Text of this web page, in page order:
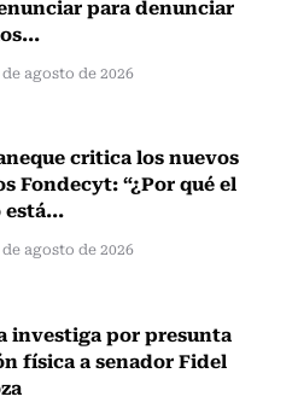
agosto de 2026
critica los nuevos
Fondecyt: “¿Por qué el
está...
agosto de 2026
investiga por presunta
física a senador Fidel